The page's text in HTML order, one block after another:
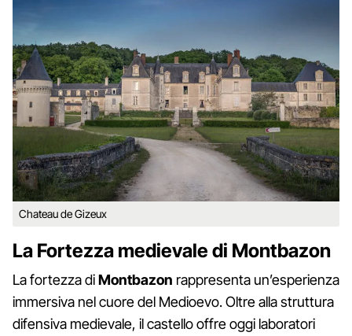
Chateau de Gizeux
La Fortezza medievale di Montbazon
La fortezza diMontbazon rappresenta un’esperienza
immersiva nel cuore del Medioevo. Oltre alla struttura
difensiva medievale, il castello offre oggi laboratori